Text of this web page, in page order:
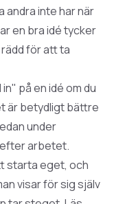
andra inte har när
en bra idé tycker
för att ta
på en idé om du
är betydligt bättre
under
arbetet.
starta eget, och
visar för sig själv